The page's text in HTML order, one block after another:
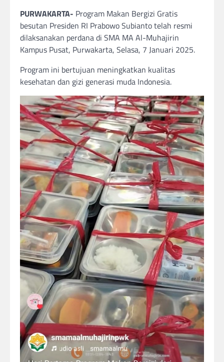
PURWAKARTA- Program Makan Bergizi Gratis
besutan Presiden RI Prabowo Subianto telah resmi
dilaksanakan perdana di SMA MA Al-Muhajirin
Kampus Pusat, Purwakarta, Selasa, 7 Januari 2025.
Program ini bertujuan meningkatkan kualitas
kesehatan dan gizi generasi muda Indonesia.